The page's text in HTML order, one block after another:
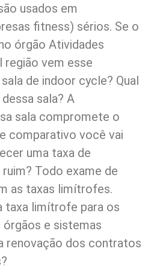
usados em
fitness) sérios. Se o
órgão Atividades
região vem esse
de indoor cycle? Qual
sala? A
sala compromete o
comparativo você vai
uma taxa de
Todo exame de
as taxas limítrofes.
taxa limítrofe para os
órgãos e sistemas
renovação dos contratos